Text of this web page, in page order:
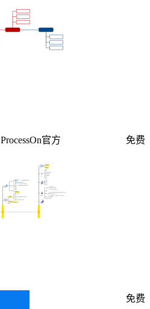
ProcessOn官方
免费
免费